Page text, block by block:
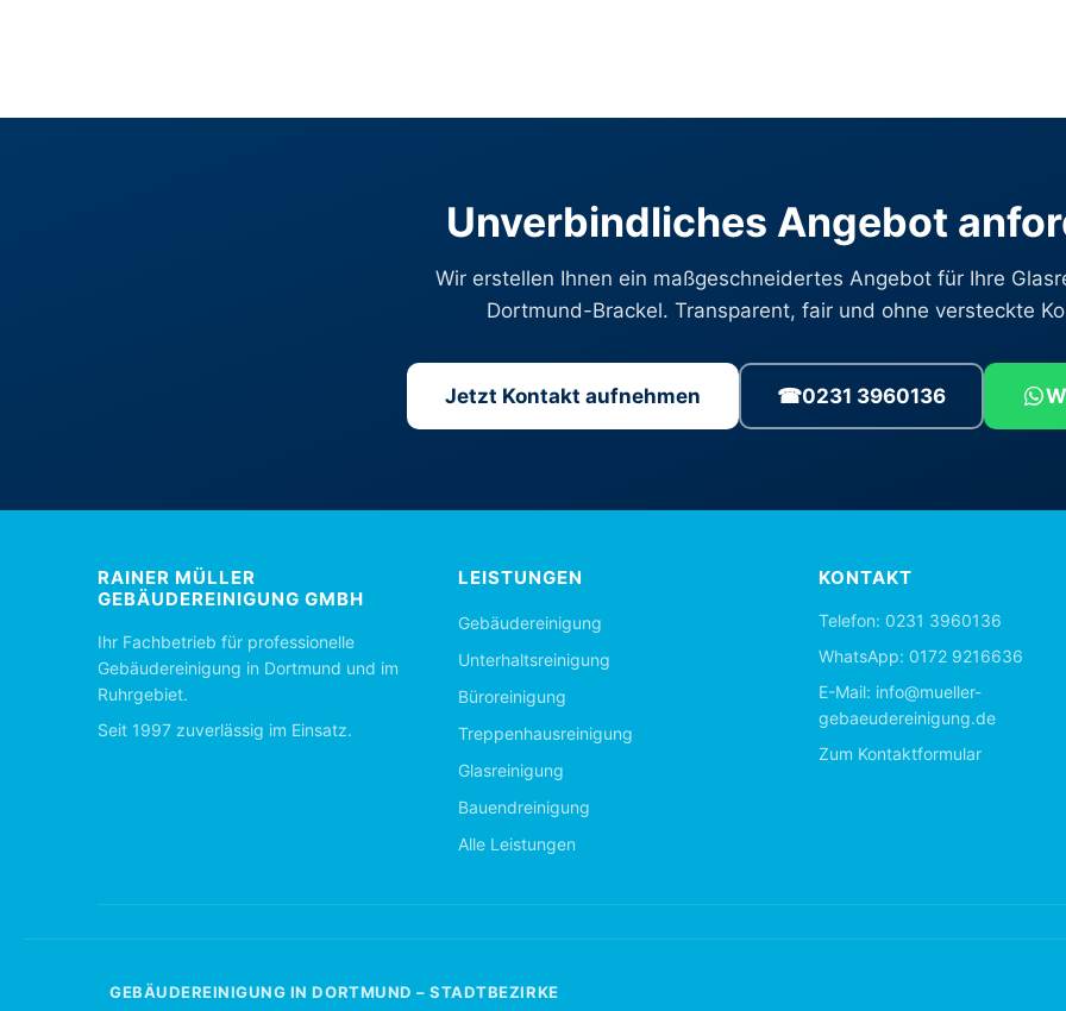
Unverbindliches Angebot
Wir erstellen Ihnen ein maßgeschneidertes Angebot für Ihre
Dortmund-Brackel. Transparent, fair und ohne versteckte
Jetzt Kontakt aufnehmen ☎0231 3960136
RAINER MÜLLER
GEBÄUDEREINIGUNG GMBH
Ihr Fachbetrieb für professionelle
Gebäudereinigung in Dortmund und im
Ruhrgebiet.
Seit 1997 zuverlässig im Einsatz.
LEISTUNGEN
Gebäudereinigung
Unterhaltsreinigung
Büroreinigung
Treppenhausreinigung
Glasreinigung
Bauendreinigung
Alle Leistungen
KONTAKT
Telefon: 0231 3960136
WhatsApp: 0172 9216636
E-Mail: info@mueller-
gebaeudereinigung.de
Zum Kontaktformular
GEBÄUDEREINIGUNG IN DORTMUND – STADTBEZIRKE